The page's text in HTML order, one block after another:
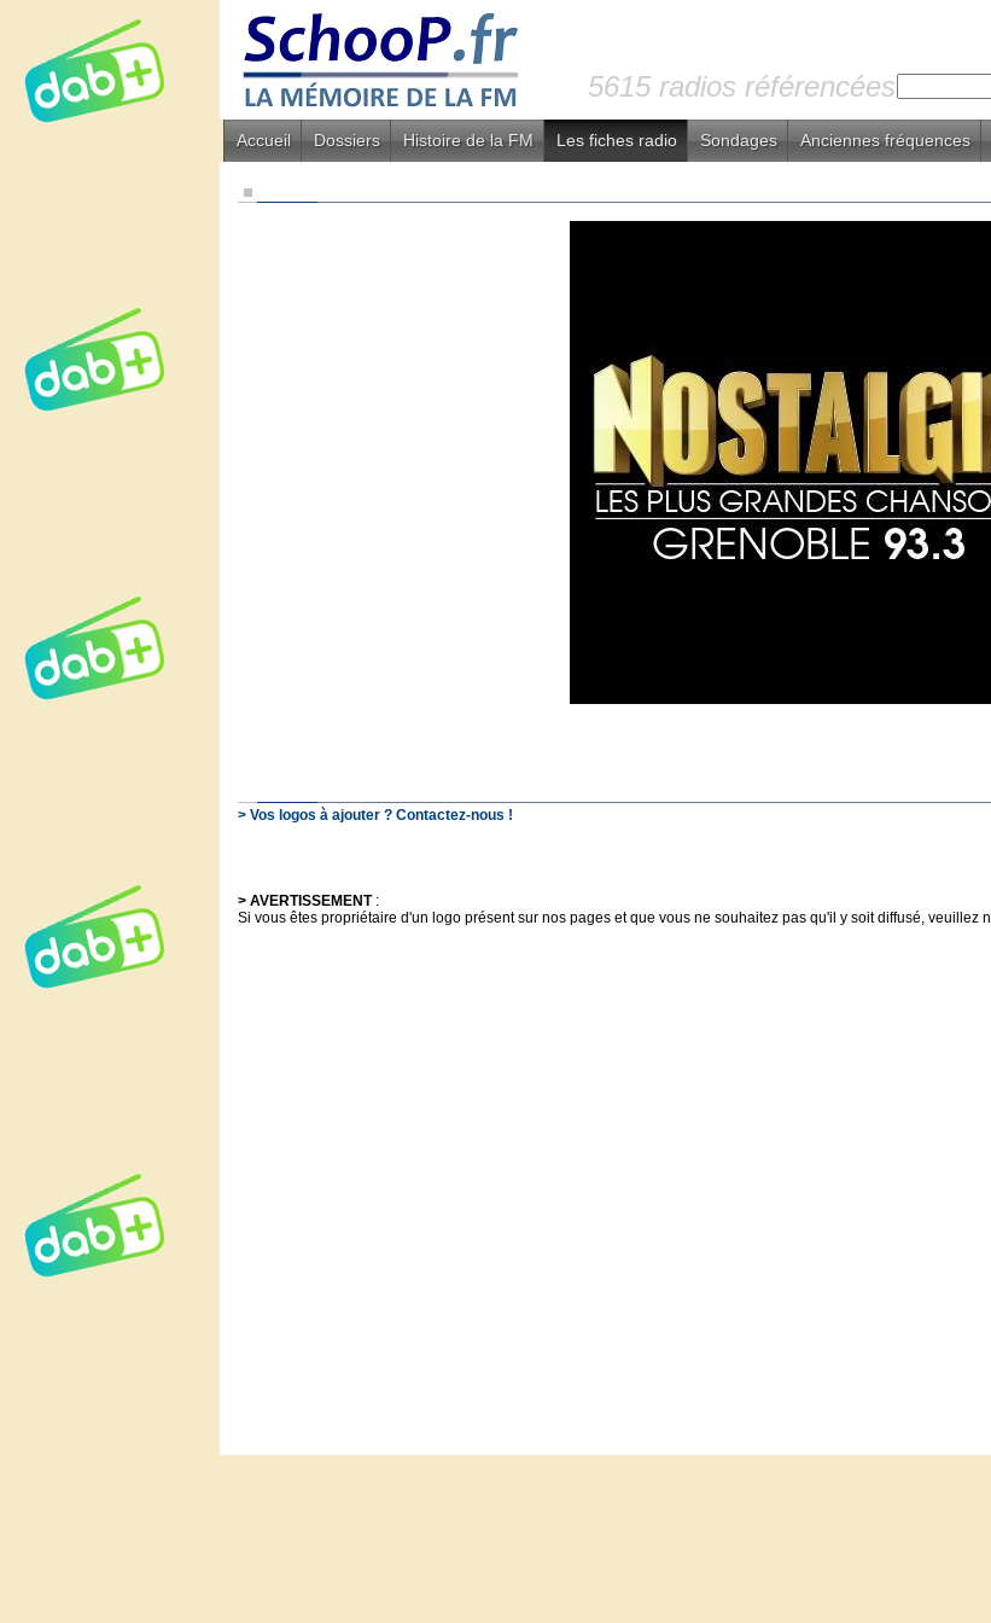
5615 radios référencées
Accueil Dossiers Histoire de la FM Les fiches radio Sondages Anciennes fréquences
> Vos logos à ajouter ? Contactez-nous !
> AVERTISSEMENT:
Si vous êtes propriétaire d'un logo présent sur nos pages et que vous ne souhaitez pas qu'il y soit diffusé, veuillez